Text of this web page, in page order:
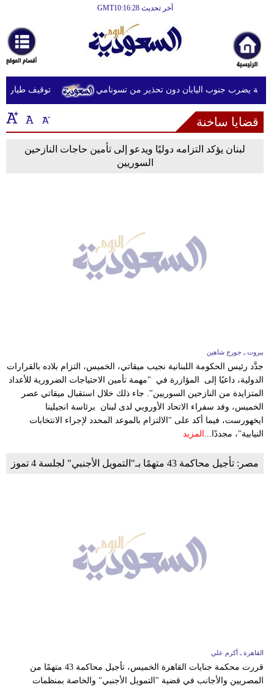
آخر تحديث GMT10:16:28
أخبارعاجلة
رياضة
ثقافة
إقتصاد
إعلام
وتكنولوجيا
توقيف طيار
قضايا ساخنة
لبنان يؤكد التزامه دوليًا ويدعو إلى تأمين حاجات النازحين
السوريين
بيروت ـ جورج شاهين
جدَّد رئيس الحكومة اللبنانية نجيب ميقاتي، الخميس، التزام بلاده بالقرارات
الدولية، داعيًا إلى المؤازرة في "مهمة تأمين الاحتياجات الضرورية للأعداد
المتزايدة من النازحين السوريين". جاء ذلك خلال استقبال ميقاتي عصر
الخميس، وفد سفراء الاتحاد الأوروبي لدى لبنان برئاسة انجيلينا
ايخهورست، فيما أكد على "الالتزام بالموعد المحدد لإجراء الانتخابات
النيابية"، مجددًا... المزيد
مصر: تأجيل محاكمة 43 متهمًا بـ"التمويل الأجنبي" لجلسة 4 تموز
القاهرة ـ أكرم علي
قررت محكمة جنايات القاهرة الخميس، تأجيل محاكمة 43 متهمًا من
المصريين والأجانب في قضية "التمويل الأجنبي" والخاصة بمنظمات